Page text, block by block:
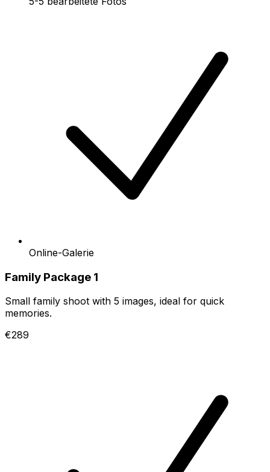
Online-Galerie
Family Package 1
Small family shoot with 5 images, ideal for quick
memories.
€289